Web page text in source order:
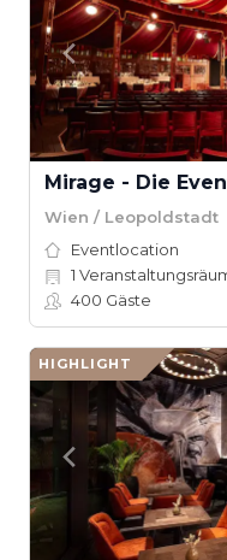
Mirage - Die
Wien / Leopoldstadt
Eventlocation
1
400 Gäste
HIGHLIGHT